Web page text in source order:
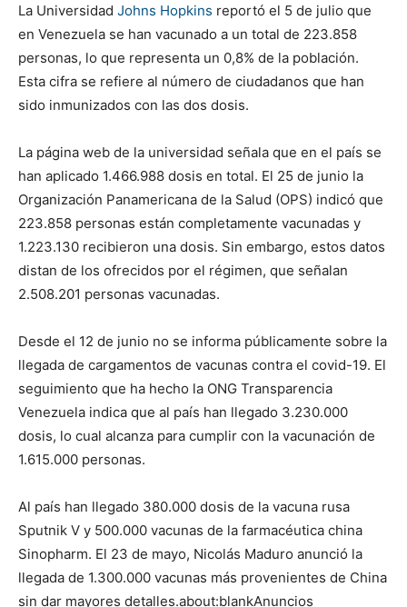
La Universidad Johns Hopkins reportó el 5 de julio que
en Venezuela se han vacunado a un total de 223.858
personas, lo que representa un 0,8% de la población.
Esta cifra se refiere al número de ciudadanos que han
sido inmunizados con las dos dosis.
La página web de la universidad señala que en el país se
han aplicado 1.466.988 dosis en total. El 25 de junio la
Organización Panamericana de la Salud (OPS) indicó que
223.858 personas están completamente vacunadas y
1.223.130 recibieron una dosis. Sin embargo, estos datos
distan de los ofrecidos por el régimen, que señalan
2.508.201 personas vacunadas.
Desde el 12 de junio no se informa públicamente sobre la
llegada de cargamentos de vacunas contra el covid-19. El
seguimiento que ha hecho la ONG Transparencia
Venezuela indica que al país han llegado 3.230.000
dosis, lo cual alcanza para cumplir con la vacunación de
1.615.000 personas.
Al país han llegado 380.000 dosis de la vacuna rusa
Sputnik V y 500.000 vacunas de la farmacéutica china
Sinopharm. El 23 de mayo, Nicolás Maduro anunció la
llegada de 1.300.000 vacunas más provenientes de China
sin dar mayores detalles.about:blankAnuncios